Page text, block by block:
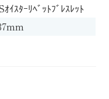
ｵｲｽﾀｰﾘﾍﾞｯﾄﾌﾞﾚｽﾚｯﾄ